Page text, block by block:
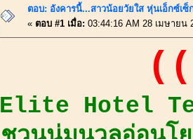
ตอบ: อังคารนี้...สาวน้อยวัยใส หุ่นเอ็กซ์เ
« ตอบ #1 เมื่อ: 03:44:16 AM 28 เมษายน
((
Elite Hotel